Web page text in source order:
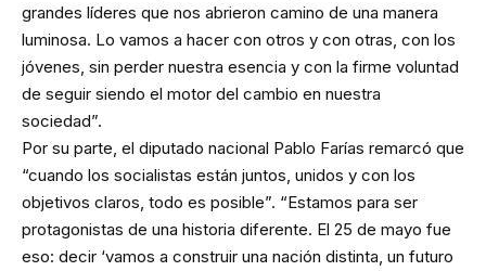
grandes líderes que nos abrieron camino de una manera
luminosa. Lo vamos a hacer con otros y con otras, con los
jóvenes, sin perder nuestra esencia y con la firme voluntad
de seguir siendo el motor del cambio en nuestra
sociedad”.
Por su parte, el diputado nacional Pablo Farías remarcó que
“cuando los socialistas están juntos, unidos y con los
objetivos claros, todo es posible”. “Estamos para ser
protagonistas de una historia diferente. El 25 de mayo fue
eso: decir ‘vamos a construir una nación distinta, un futuro